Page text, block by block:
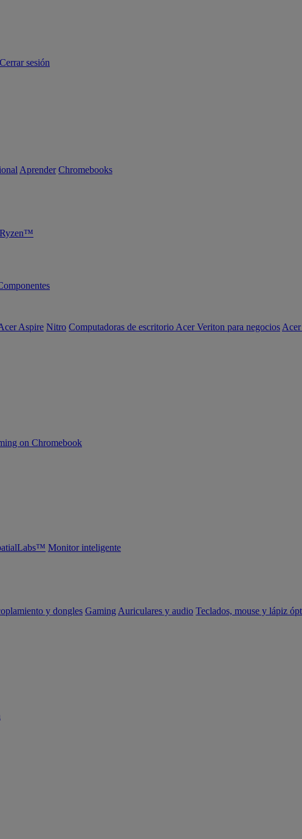
Cerrar sesión
Aprender Chromebooks
Aspire Nitro Computadoras de escritorio Acer Veriton para negocios
on Chromebook
Monitor inteligente
y dongles Gaming Auriculares y audio Teclados, mouse y lápiz